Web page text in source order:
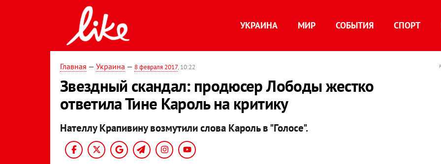
УКРАИНА МИР СОБЫТИЯ СПОРТ
Главная — Украина — 8 февраля 2017, 10:22
Звездный скандал: продюсер Лободы жестко
ответила Тине Кароль на критику
Нателлу Крапивину возмутили слова Кароль в "Голосе".